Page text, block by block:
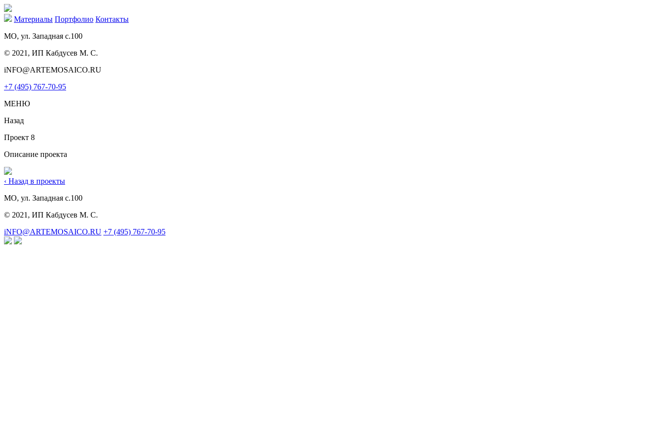
Материалы Портфолио Контакты
МО, ул. Западная с.100
© 2021, ИП Кабдусев М. С.
iNFO@ARTEMOSAICO.RU
+7 (495) 767-70-95
МЕНЮ
Назад
Проект 8
Описание проекта
‹ Назад в проекты
МО, ул. Западная с.100
© 2021, ИП Кабдусев М. С.
iNFO@ARTEMOSAICO.RU +7 (495) 767-70-95